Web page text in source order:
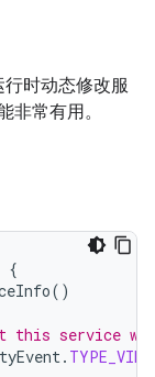
时动态修改服
非常有用。
{
()
this service
.